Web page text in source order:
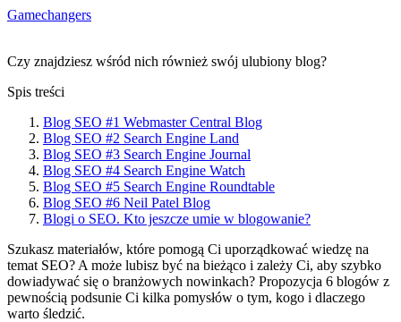
Gamechangers
Czy znajdziesz wśród nich również swój ulubiony blog?
Spis treści
Blog SEO #1 Webmaster Central Blog
Blog SEO #2 Search Engine Land
Blog SEO #3 Search Engine Journal
Blog SEO #4 Search Engine Watch
Blog SEO #5 Search Engine Roundtable
Blog SEO #6 Neil Patel Blog
Blogi o SEO. Kto jeszcze umie w blogowanie?
Szukasz materiałów, które pomogą Ci uporządkować wiedzę na
temat SEO? A może lubisz być na bieżąco i zależy Ci, aby szybko
dowiadywać się o branżowych nowinkach? Propozycja 6 blogów z
pewnością podsunie Ci kilka pomysłów o tym, kogo i dlaczego
warto śledzić.